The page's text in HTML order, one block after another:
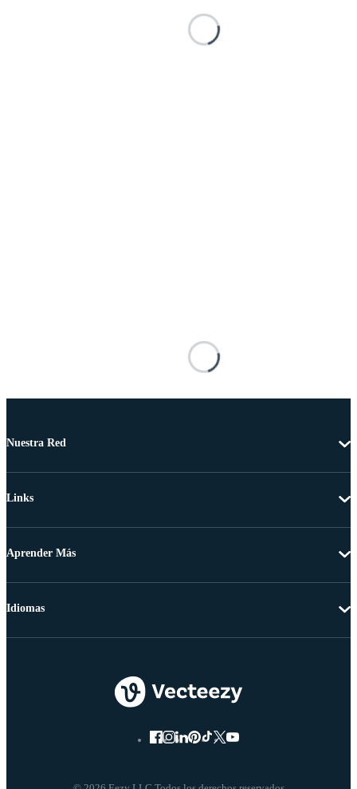
Nuestra Red
Links
Aprender Más
Idiomas